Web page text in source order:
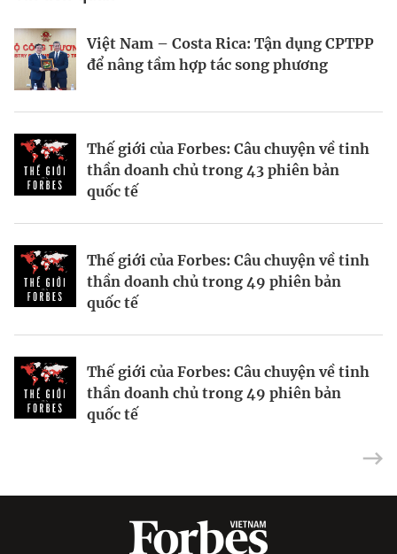
Việt Nam – Costa Rica: Tận dụng CPTPP
để nâng tầm hợp tác song phương
Thế giới của Forbes: Câu chuyện về tinh
thần doanh chủ trong 43 phiên bản
quốc tế
Thế giới của Forbes: Câu chuyện về tinh
thần doanh chủ trong 49 phiên bản
quốc tế
Thế giới của Forbes: Câu chuyện về tinh
thần doanh chủ trong 49 phiên bản
quốc tế
Tinh thần doanh chủ trong 43 phiên
bản quốc tế của Forbes
Những doanh chủ trong các phiên bản
quốc tế của Forbes
Thế giới của Forbes: Câu chuyện về tinh
thần doanh chủ trong 43 phiên bản
quốc tế của chúng tôi.
Thuốc Trung Quốc: “mỏ vàng” của
ngành dược Mỹ
Đập cũ xây mới
Doanh nghiệp tỉnh Sơn Đông (Trung
Quốc) muốn đơn giản hóa xuất nhập
khẩu với Việt Nam
Ông chủ đội Washington Commanders
giải NFL và khoản hời sáu tỷ đô
Cuộc chiến giữa Cơ quan Quản lý Tài
chính Finra Hoa Kỳ và tay môi giới
chứng khoán liều lĩnh John Joseph
Hurry